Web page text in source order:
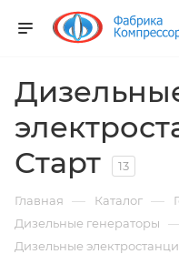
Старт
13
Главная — Каталог —
Дизельные генераторы
Дизельные